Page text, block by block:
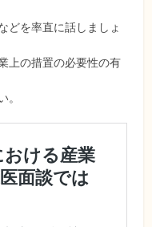
どを率直に話しましょ
上の措置の必要性の有